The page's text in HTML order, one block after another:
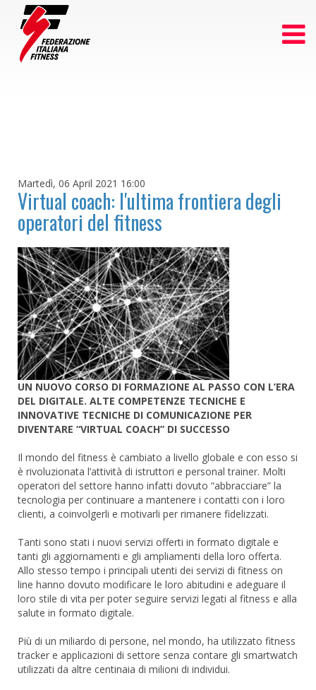
Martedì, 06 April 2021 16:00
Virtual coach: l'ultima frontiera degli
operatori del fitness
UN NUOVO CORSO DI FORMAZIONE AL PASSO CON L’ERA
DEL DIGITALE. ALTE COMPETENZE TECNICHE E
INNOVATIVE TECNICHE DI COMUNICAZIONE PER
DIVENTARE “VIRTUAL COACH” DI SUCCESSO
Il mondo del fitness è cambiato a livello globale e con esso si
è rivoluzionata l’attività di istruttori e personal trainer. Molti
operatori del settore hanno infatti dovuto “abbracciare” la
tecnologia per continuare a mantenere i contatti con i loro
clienti, a coinvolgerli e motivarli per rimanere fidelizzati.
Tanti sono stati i nuovi servizi offerti in formato digitale e
tanti gli aggiornamenti e gli ampliamenti della loro offerta.
Allo stesso tempo i principali utenti dei servizi di fitness on
line hanno dovuto modificare le loro abitudini e adeguare il
loro stile di vita per poter seguire servizi legati al fitness e alla
salute in formato digitale.
Più di un miliardo di persone, nel mondo, ha utilizzato fitness
tracker e applicazioni di settore senza contare gli smartwatch
utilizzati da altre centinaia di milioni di individui.